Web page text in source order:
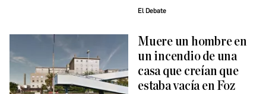
El Debate
Muere un hombre en
un incendio de una
casa que creían que
estaba vacía en Foz